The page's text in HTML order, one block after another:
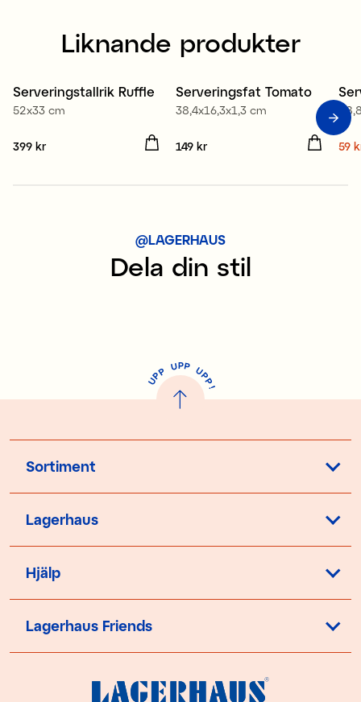
Liknande produkter
Serveringstallrik Ruffle
52x33 cm
Pris :399 kr
399 kr
Serveringsfat Tomato
38,4x16,3x1,3 cm
Pris:149 kr
149 kr 59
@LAGERHAUS
Dela din stil
U
P
P UPP UP
P
!
Sortiment
Lagerhaus
Hjälp
Lagerhaus Friends